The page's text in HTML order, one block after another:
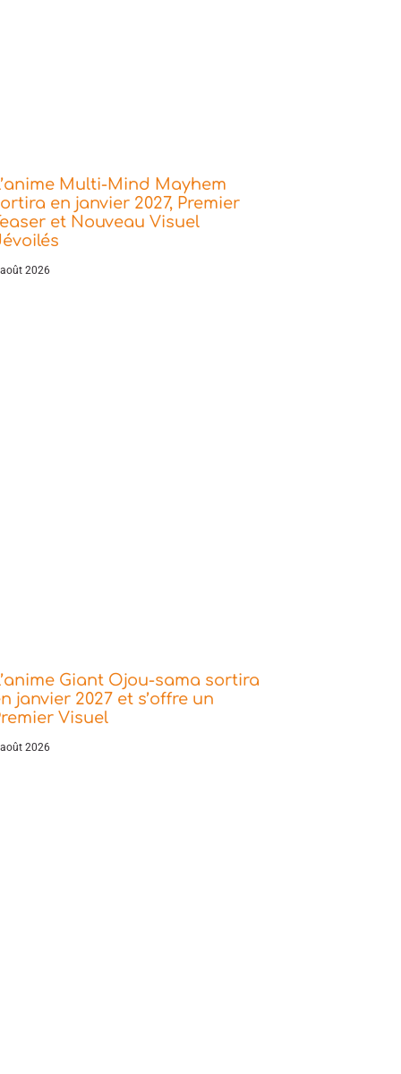
Multi-Mind Mayhem
en janvier 2027, Premier
et Nouveau Visuel
2026
Giant Ojou-sama sortira
janvier 2027 et s’offre un
Visuel
2026